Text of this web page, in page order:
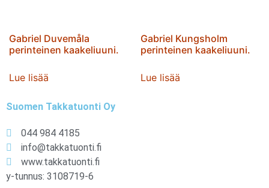
Gabriel Duvemåla
perinteinen kaakeliuuni.
Lue lisää
Gabriel Kungsholm
perinteinen kaakeliuuni.
Lue lisää
Suomen Takkatuonti Oy
044 984 4185
info@takkatuonti.fi
www.takkatuonti.fi
y-tunnus: 3108719-6